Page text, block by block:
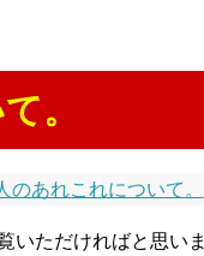
。
のあれこれについて。
いただければと思いま